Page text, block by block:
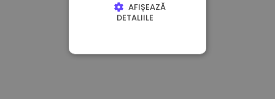
AFIȘEAZĂ
DETALIILE